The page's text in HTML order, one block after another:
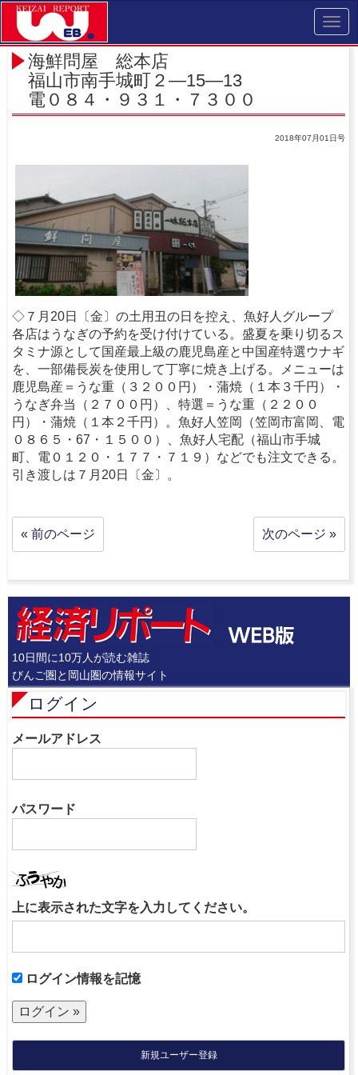
海鮮問屋 総本店
福山市南手城町２―15―13
電０８４・９３１・７３００
2018年07月01日号
◇７月20日〔金〕の土用丑の日を控え、魚好人グループ
各店はうなぎの予約を受け付けている。盛夏を乗り切るス
タミナ源として国産最上級の鹿児島産と中国産特選ウナギ
を、一部備長炭を使用して丁寧に焼き上げる。メニューは
鹿児島産＝うな重（３２００円）・蒲焼（１本３千円）・
うなぎ弁当（２７００円）、特選＝うな重（２２００
円）・蒲焼（１本２千円）。魚好人笠岡（笠岡市富岡、電
０８６５・67・１５００）、魚好人宅配（福山市手城
町、電０１２０・１７７・７１９）などでも注文できる。
引き渡しは７月20日〔金〕。
« 前のページ 次のページ »
10日間に10万人が読む雑誌
びんご圏と岡山圏の情報サイト
ログイン
メールアドレス
パスワード
上に表示された文字を入力してください。
ログイン情報を記憶
新規ユーザー登録